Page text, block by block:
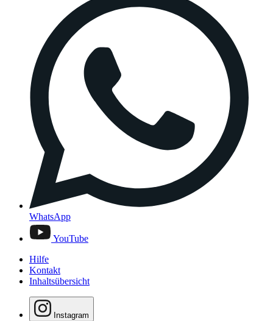
WhatsApp
YouTube
Hilfe
Kontakt
Inhaltsübersicht
Instagram